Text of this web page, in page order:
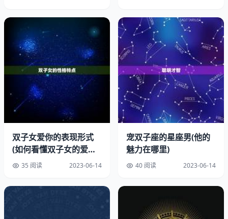
男性处女座的主义者性格也有其缺点。他们往往对自己和别
人都要求很高，甚至有时会变得过于挑剔和麻烦。他们对细
双子女爱你的表现形式
(如何看懂双子女的爱情
语言)35 阅读 2023-06-14
宠双子座的星座男(他的
魅力在哪里)
40 阅读 2023-06-14